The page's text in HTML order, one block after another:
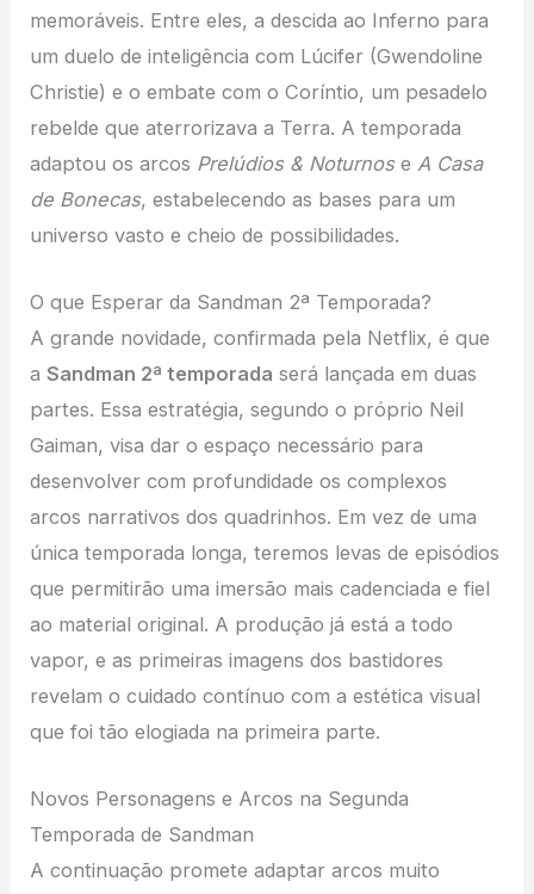
memoráveis. Entre eles, a descida ao Inferno para
um duelo de inteligência com Lúcifer (Gwendoline
Christie) e o embate com o Coríntio, um pesadelo
rebelde que aterrorizava a Terra. A temporada
adaptou os arcos Prelúdios & Noturnose A Casa
de Bonecas, estabelecendo as bases para um
universo vasto e cheio de possibilidades.
O que Esperar da Sandman 2ª Temporada?
A grande novidade, confirmada pela Netflix, é que
aSandman 2ª temporada será lançada em duas
partes. Essa estratégia, segundo o próprio Neil
Gaiman, visa dar o espaço necessário para
desenvolver com profundidade os complexos
arcos narrativos dos quadrinhos. Em vez de uma
única temporada longa, teremos levas de episódios
que permitirão uma imersão mais cadenciada e fiel
ao material original. A produção já está a todo
vapor, e as primeiras imagens dos bastidores
revelam o cuidado contínuo com a estética visual
que foi tão elogiada na primeira parte.
Novos Personagens e Arcos na Segunda
Temporada de Sandman
A continuação promete adaptar arcos muito